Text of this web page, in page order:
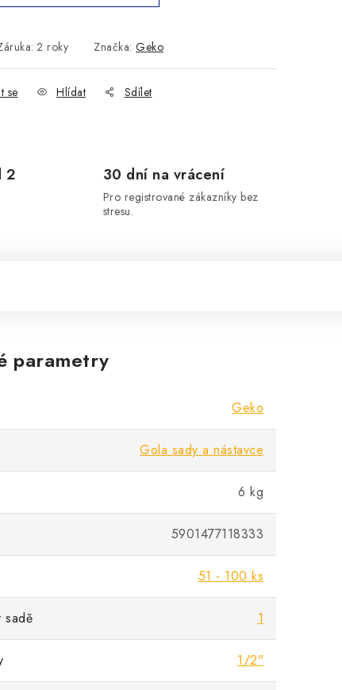
: 2 roky Značka: Geko
se Hlídat Sdílet
2
30 dní na vrácení
Pro registrované zákazníky bez
stresu.
parametry
Geko
Gola sady a nástavce
6 kg
5901477118333
51 - 100 ks
sadě 1
1/2"